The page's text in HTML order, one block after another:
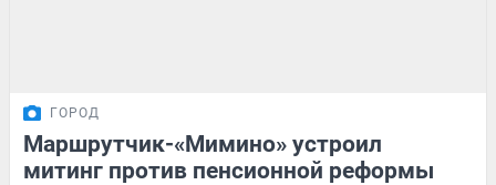
ГОРОД
Маршрутчик-«Мимино» устроил
митинг против пенсионной реформы